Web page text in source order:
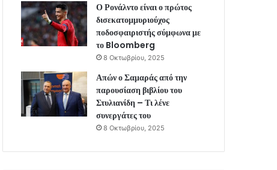
Ο Ρονάλντο είναι ο πρώτος
δισεκατομμυριούχος
ποδοσφαιριστής σύμφωνα με
το Bloomberg
8 Οκτωβρίου, 2025
Απών ο Σαμαράς από την
παρουσίαση βιβλίου του
Στυλιανίδη – Τι λένε
συνεργάτες του
8 Οκτωβρίου, 2025